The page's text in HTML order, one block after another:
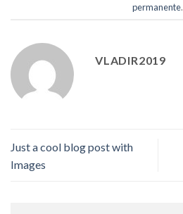
permanente.
VLADIR2019
Just a cool blog post with
Images